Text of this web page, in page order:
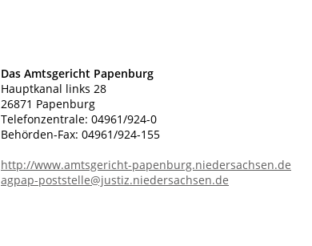
Das Amtsgericht Papenburg
Hauptkanal links 28
26871 Papenburg
Telefonzentrale: 04961/924-0
Behörden-Fax: 04961/924-155
http://www.amtsgericht-papenburg.niedersachsen.de
agpap-poststelle@justiz.niedersachsen.de